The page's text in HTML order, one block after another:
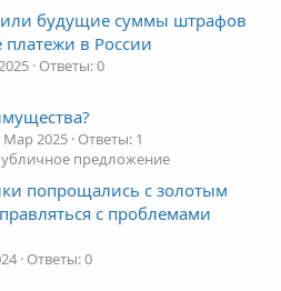
будущие суммы штрафов
в России
Ответы: 0
Мар 2025 Ответы: 1
предложение
попрощались с золотым
с проблемами
Ответы: 0